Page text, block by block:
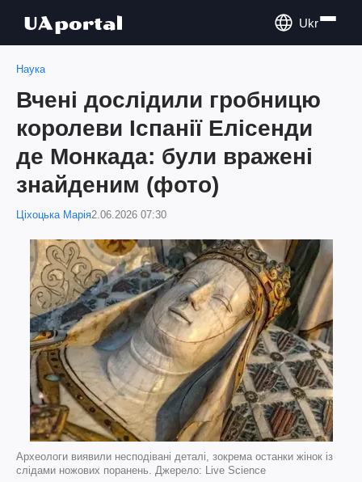
Ukr
Наука
Вчені дослідили гробницю
королеви Іспанії Елісенди
де Монкада: були вражені
знайденим (фото)
Ціхоцька Марія2.06.2026 07:30
Археологи виявили несподівані деталі, зокрема останки жінок із
слідами ножових поранень. Джерело: Live Science